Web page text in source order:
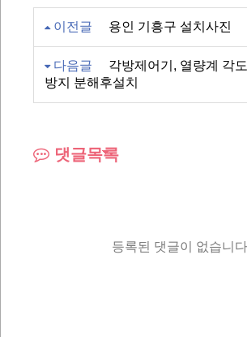
이전글 용인 기흥구 설치사진
다음글
각방제어기, 열량계 각
방지 분해후설치
댓글목록
등록된 댓글이 없습니